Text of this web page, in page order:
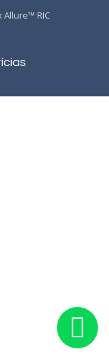
Allure™ RIC